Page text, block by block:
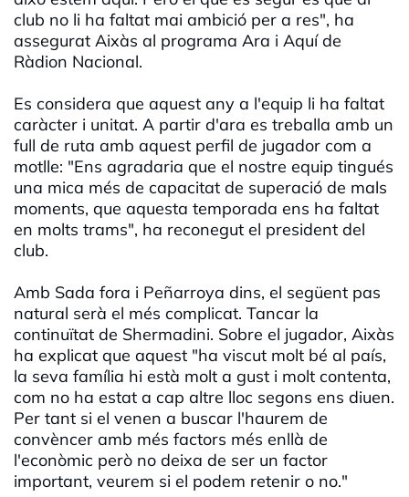
club no li ha faltat mai ambició per a res", ha
assegurat Aixàs al programa Ara i Aquí de
Ràdion Nacional.
Es considera que aquest any a l'equip li ha faltat
caràcter i unitat. A partir d'ara es treballa amb un
full de ruta amb aquest perfil de jugador com a
motlle: "Ens agradaria que el nostre equip tingués
una mica més de capacitat de superació de mals
moments, que aquesta temporada ens ha faltat
en molts trams", ha reconegut el president del
club.
Amb Sada fora i Peñarroya dins, el següent pas
natural serà el més complicat. Tancar la
continuïtat de Shermadini. Sobre el jugador, Aixàs
ha explicat que aquest "ha viscut molt bé al país,
la seva família hi està molt a gust i molt contenta,
com no ha estat a cap altre lloc segons ens diuen.
Per tant si el venen a buscar l'haurem de
convèncer amb més factors més enllà de
l'econòmic però no deixa de ser un factor
important, veurem si el podem retenir o no."